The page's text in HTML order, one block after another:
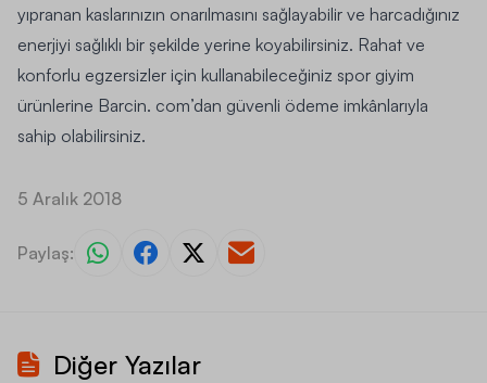
yıpranan kaslarınızın onarılmasını sağlayabilir ve harcadığınız
enerjiyi sağlıklı bir şekilde yerine koyabilirsiniz. Rahat ve
konforlu egzersizler için kullanabileceğiniz spor giyim
ürünlerine Barcin. com’dan güvenli ödeme imkânlarıyla
sahip olabilirsiniz.
5 Aralık 2018
Paylaş:
Diğer Yazılar